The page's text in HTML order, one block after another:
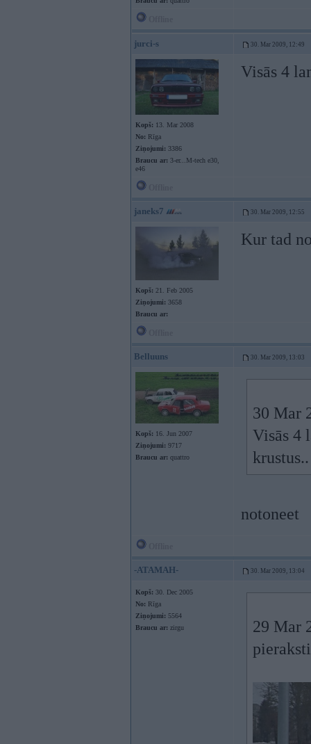
jurci-s 30. Mar 2009, 12:49
Kopš: 13. Mar 2008
No: Rīga
Ziņojumi: 3386
Braucu ar: 3-er...M-tech e30,
e46
Visās 4
janeks7 30. Mar 2009, 12:55
Kopš: 21. Feb 2005
Ziņojumi: 3658
Braucu ar:
Kur tad
Belluuns 30. Mar 2009, 13:03
Kopš: 16. Jun 2007
Ziņojumi: 9717
Braucu ar: quattro
30 Mar
Visās 4
notoneet
-ATAMAH- 30. Mar 2009, 13:04
Kopš: 30. Dec 2005
No: Rīga
Ziņojumi: 5564
Braucu ar: zirgu
29 Mar